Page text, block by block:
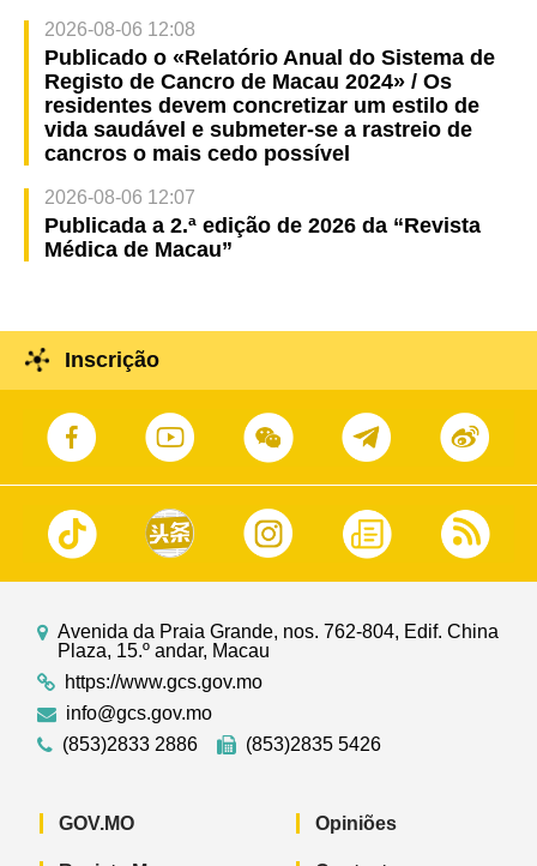
2026-08-06 12:08
Publicado o «Relatório Anual do Sistema de
Registo de Cancro de Macau 2024» / Os
residentes devem concretizar um estilo de
vida saudável e submeter-se a rastreio de
cancros o mais cedo possível
2026-08-06 12:07
Publicada a 2.ª edição de 2026 da “Revista
Médica de Macau”
Inscrição
Avenida da Praia Grande, nos. 762-804, Edif. China
Plaza, 15.º andar, Macau
https://www.gcs.gov.mo
info@gcs.gov.mo
(853)2833 2886
(853)2835 5426
GOV.MO Opiniões